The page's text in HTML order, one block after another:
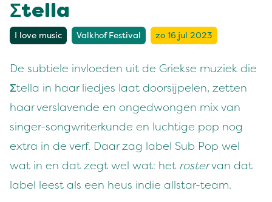
Σtella
I love music Valkhof Festival zo 16 jul 2023
De subtiele invloeden uit de Griekse muziek die
Σtella in haar liedjes laat doorsijpelen, zetten
haar verslavende en ongedwongen mix van
singer-songwriterkunde en luchtige pop nog
extra in de verf. Daar zag label Sub Pop wel
wat in en dat zegt wel wat: het rostervan dat
label leest als een heus indie allstar-team.